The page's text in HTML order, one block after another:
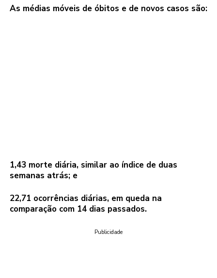
As médias móveis de óbitos e de novos casos são:
1,43 morte diária, similar ao índice de duas
semanas atrás; e
22,71 ocorrências diárias, em queda na
comparação com 14 dias passados.
Publicidade